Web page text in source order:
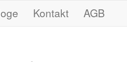
Kontakt AGB